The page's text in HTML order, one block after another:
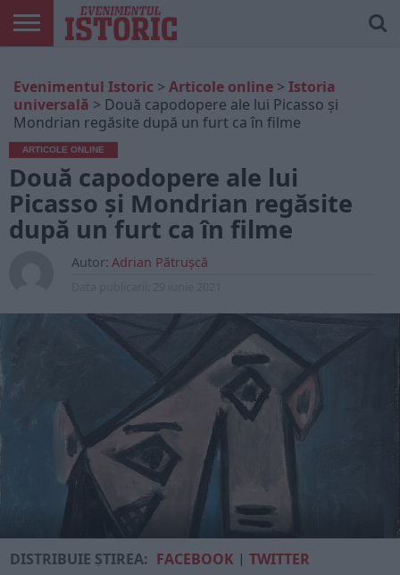
ONLINE
EDIȚII
TIPĂRITE
ISTORIC
PLAY
CONTUL
MEU
Evenimentul Istoric > Articole online > Istoria
universală > Două capodopere ale lui Picasso și
Mondrian regăsite după un furt ca în filme
ARTICOLE ONLINE
Două capodopere ale lui
Picasso și Mondrian regăsite
după un furt ca în filme
Autor: Adrian Pătrușcă
DISTRIBUIE ȘTIREA: FACEBOOK |TWITTER